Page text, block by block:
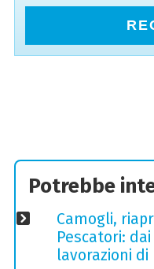
Potrebbe
Camogli,
Pescatori:
lavorazioni